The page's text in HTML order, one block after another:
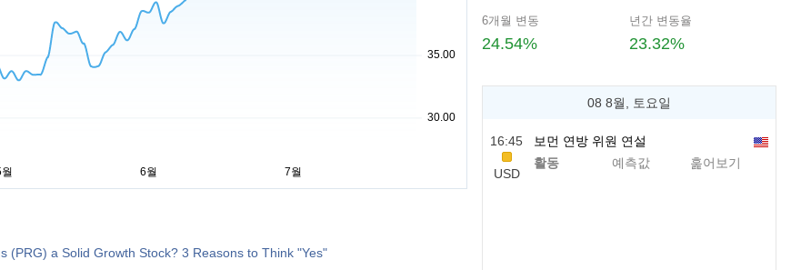
(PRG) a Solid Growth Stock? 3 Reasons to Think "Yes"
6개월 변동
24.54%
년간 변동율
23.32%
08 8월, 토요일
16:45
USD
보먼 연방 위원 연설
활동
예측값 훑어보기